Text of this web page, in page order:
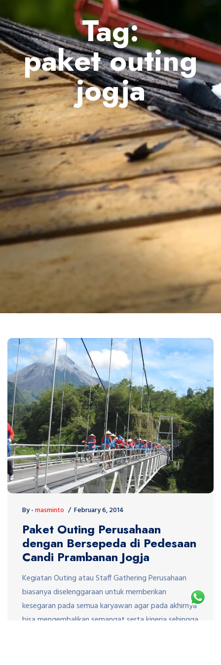
Tag:
paket outing
jogja
By -masminto February 6, 2014
Paket Outing Perusahaan
dengan Bersepeda di Pedesaan
Candi Prambanan Jogja
Kegiatan Outing atau Staff Gathering Perusahaan
biasanya diselenggaraan untuk memberikan
kesegaran pada semua karyawan agar pada akhirnya
bisa mengembalikan semangat serta kinerja sehingga